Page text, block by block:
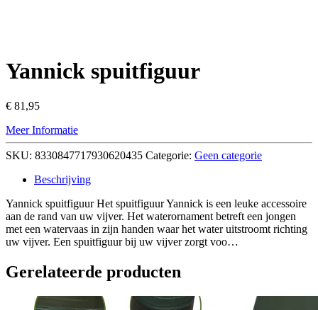
Yannick spuitfiguur
€ 81,95
Meer Informatie
SKU: 8330847717930620435 Categorie: Geen categorie
Beschrijving
Yannick spuitfiguur Het spuitfiguur Yannick is een leuke accessoire
aan de rand van uw vijver. Het waterornament betreft een jongen
met een watervaas in zijn handen waar het water uitstroomt richting
uw vijver. Een spuitfiguur bij uw vijver zorgt voo…
Gerelateerde producten